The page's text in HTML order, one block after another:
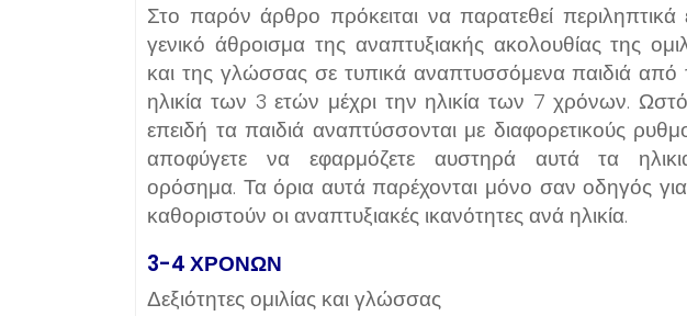
Στο παρόν άρθρο πρόκειται να παρατεθεί περιληπτικά
γενικό άθροισμα της αναπτυξιακής ακολουθίας της
και της γλώσσας σε τυπικά αναπτυσσόμενα παιδιά από
ηλικία των 3 ετών μέχρι την ηλικία των 7 χρόνων.
επειδή τα παιδιά αναπτύσσονται με διαφορετικούς
αποφύγετε να εφαρμόζετε αυστηρά αυτά τα
ορόσημα. Τα όρια αυτά παρέχονται μόνο σαν οδηγός
καθοριστούν οι αναπτυξιακές ικανότητες ανά ηλικία.
3-4 ΧΡΟΝΩΝ
Δεξιότητες ομιλίας και γλώσσας